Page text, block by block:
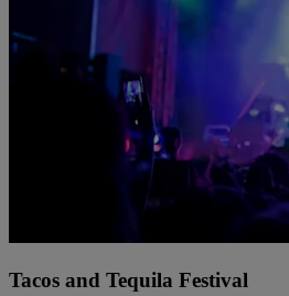
Tacos and Tequila Festival